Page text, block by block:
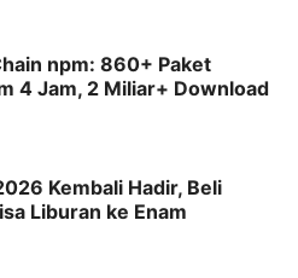
npm: 860+ Paket
4 Jam, 2 Miliar+ Download
Kembali Hadir, Beli
Liburan ke Enam